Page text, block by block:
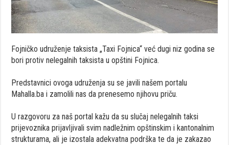
Fojničko udruženje taksista „Taxi Fojnica“ već dugi niz godina se
bori protiv nelegalnih taksista u opštini Fojnica.
Predstavnici ovoga udruženja su se javili našem portalu
Mahalla.ba i zamolili nas da prenesemo njihovu priču.
U razgovoru za naš portal kažu da su slučaj nelegalnih taksi
prijevoznika prijavljivali svim nadležnim opštinskim i kantonalnim
strukturama, ali je izostala adekvatna podrška te da je zakazao